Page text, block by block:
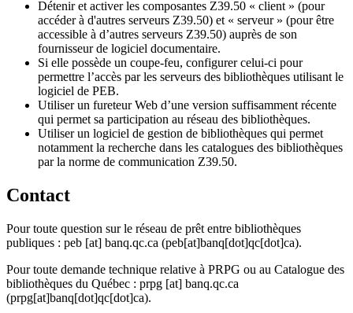
Détenir et activer les composantes Z39.50 « client » (pour
accéder à d'autres serveurs Z39.50) et « serveur » (pour être
accessible à d’autres serveurs Z39.50) auprès de son
fournisseur de logiciel documentaire.
Si elle possède un coupe-feu, configurer celui-ci pour
permettre l’accès par les serveurs des bibliothèques utilisant le
logiciel de PEB.
Utiliser un fureteur Web d’une version suffisamment récente
qui permet sa participation au réseau des bibliothèques.
Utiliser un logiciel de gestion de bibliothèques qui permet
notamment la recherche dans les catalogues des bibliothèques
par la norme de communication Z39.50.
Contact
Pour toute question sur le réseau de prêt entre bibliothèques
publiques : peb [at] banq.qc.ca (peb[at]banq[dot]qc[dot]ca).
Pour toute demande technique relative à PRPG ou au Catalogue des
bibliothèques du Québec : prpg [at] banq.qc.ca
(prpg[at]banq[dot]qc[dot]ca).